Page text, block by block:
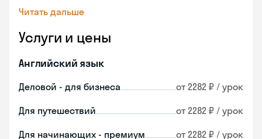
Читать дальше
Услуги и цены
Английский язык
Деловой - для бизнеса от 2282 ₽ / урок
Для путешествий от 2282 ₽ / урок
Для начинающих - премиум от 2282 ₽ / урок